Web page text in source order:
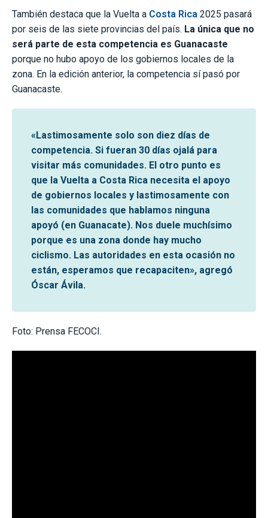
También destaca que la Vuelta a Costa Rica 2025 pasará
por seis de las siete provincias del país. La única que no
será parte de esta competencia es Guanacaste
porque no hubo apoyo de los gobiernos locales de la
zona. En la edición anterior, la competencia sí pasó por
Guanacaste.
«Lastimosamente solo son diez días de
competencia. Si fueran 30 días ojalá para
visitar más comunidades. El otro punto es
que la Vuelta a Costa Rica necesita el apoyo
de gobiernos locales y lastimosamente con
las comunidades que hablamos ninguna
apoyó (en Guanacate). Nos duele muchísimo
porque es una zona donde hay mucho
ciclismo. Las autoridades en esta ocasión no
están, esperamos que recapaciten», agregó
Óscar Ávila.
Foto: Prensa FECOCI.